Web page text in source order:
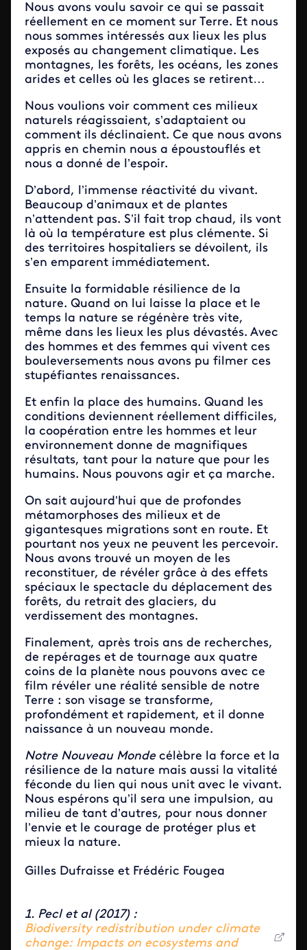
Nous avons voulu savoir ce qui se passait
réellement en ce moment sur Terre. Et nous
nous sommes intéressés aux lieux les plus
exposés au changement climatique. Les
montagnes, les forêts, les océans, les zones
arides et celles où les glaces se retirent…
Nous voulions voir comment ces milieux
naturels réagissaient, s’adaptaient ou
comment ils déclinaient. Ce que nous avons
appris en chemin nous a époustouflés et
nous a donné de l’espoir.
D’abord, l’immense réactivité du vivant.
Beaucoup d’animaux et de plantes
n’attendent pas. S’il fait trop chaud, ils vont
là où la température est plus clémente. Si
des territoires hospitaliers se dévoilent, ils
s’en emparent immédiatement.
Ensuite la formidable résilience de la
nature. Quand on lui laisse la place et le
temps la nature se régénère très vite,
même dans les lieux les plus dévastés. Avec
des hommes et des femmes qui vivent ces
bouleversements nous avons pu filmer ces
stupéfiantes renaissances.
Et enfin la place des humains. Quand les
conditions deviennent réellement difficiles,
la coopération entre les hommes et leur
environnement donne de magnifiques
résultats, tant pour la nature que pour les
humains. Nous pouvons agir et ça marche.
On sait aujourd’hui que de profondes
métamorphoses des milieux et de
gigantesques migrations sont en route. Et
pourtant nos yeux ne peuvent les percevoir.
Nous avons trouvé un moyen de les
reconstituer, de révéler grâce à des effets
spéciaux le spectacle du déplacement des
forêts, du retrait des glaciers, du
verdissement des montagnes.
Finalement, après trois ans de recherches,
de repérages et de tournage aux quatre
coins de la planète nous pouvons avec ce
film révéler une réalité sensible de notre
Terre : son visage se transforme,
profondément et rapidement, et il donne
naissance à un nouveau monde.
Notre Nouveau Mondecélèbre la force et la
résilience de la nature mais aussi la vitalité
féconde du lien qui nous unit avec le vivant.
Nous espérons qu’il sera une impulsion, au
milieu de tant d’autres, pour nous donner
l’envie et le courage de protéger plus et
mieux la nature.
Gilles Dufraisse et Frédéric Fougea
1. Pecl et al (2017) :
Biodiversity redistribution under climate
change: Impacts on ecosystems and